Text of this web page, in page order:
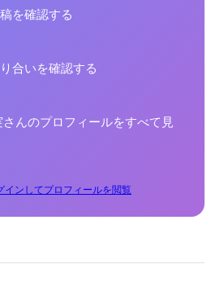
を確認する
合いを確認する
さんのプロフィールをすべて見
インしてプロフィールを閲覧